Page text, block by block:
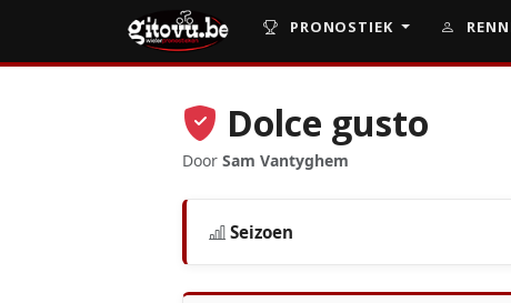
PRONOSTIEK
Dolce gusto
DoorSam Vantyghem
Seizoen